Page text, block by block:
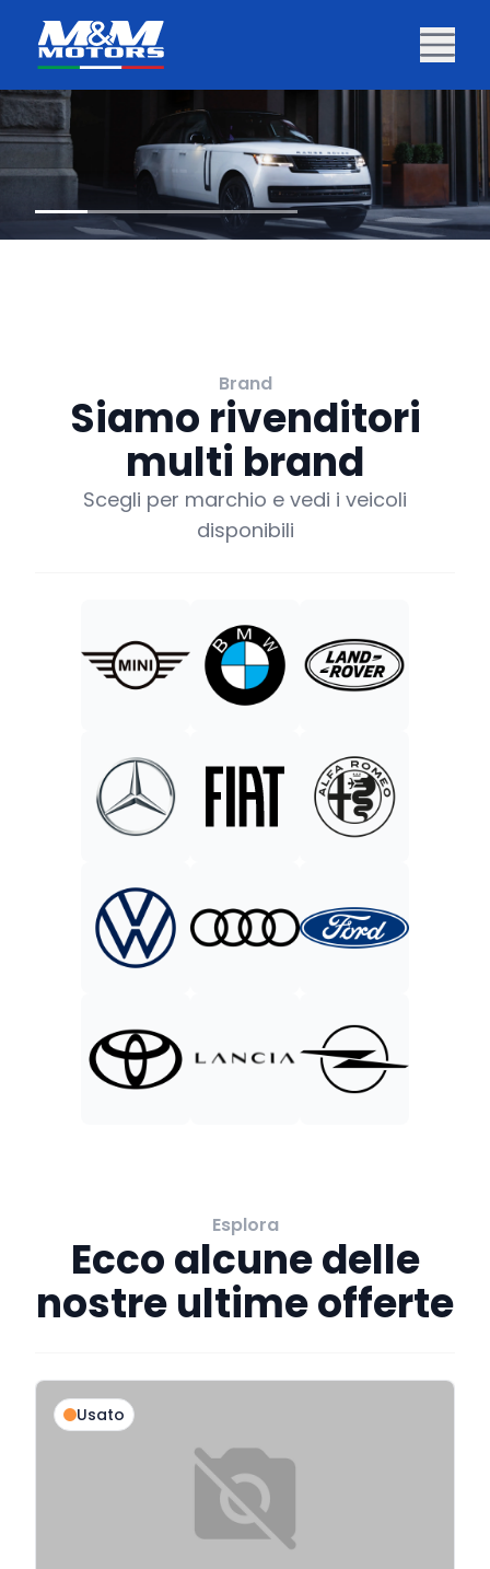
Brand
Siamo rivenditori
multi brand
Scegli per marchio e vedi i veicoli
disponibili
Esplora
Ecco alcune delle
nostre ultime offerte
Usato